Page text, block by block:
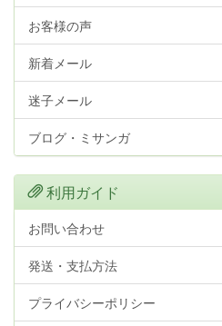
お客様の声
新着メール
迷子メール
ブログ・ミサンガ
利用ガイド
お問い合わせ
発送・支払方法
プライバシーポリシー